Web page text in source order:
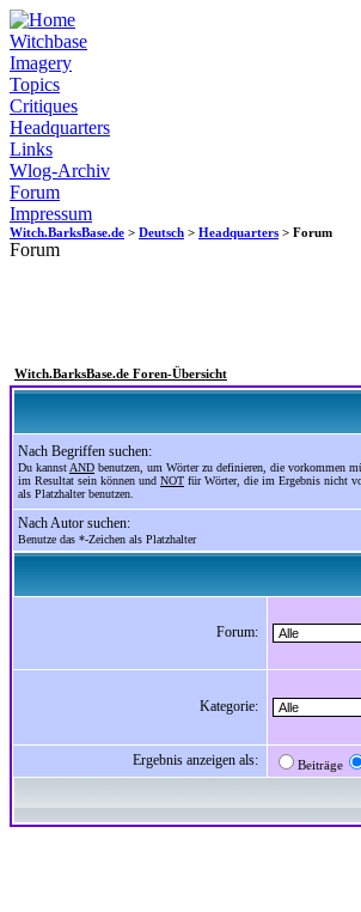
Witchbase
Imagery
Topics
Critiques
Headquarters
Links
Wlog-Archiv
Forum
Impressum
Witch.BarksBase.de > Deutsch > Headquarters > Forum
Forum
Witch.BarksBase.de Foren-Übersicht
Nach Begriffen suchen:
Du kannst AND benutzen, um Wörter zu definieren, die vorkommen
im Resultat sein können und NOT für Wörter, die im Ergebnis nicht
als Platzhalter benutzen.
Nach Autor suchen:
Benutze das *-Zeichen als Platzhalter
Forum:
Kategorie:
Ergebnis anzeigen als: Beiträge